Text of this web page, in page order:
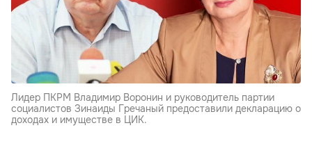
Лидер ПКРМ Владимир Воронин и руководитель партии
социалистов Зинаиды Гречаный предоставили декларацию о
доходах и имуществе в ЦИК.